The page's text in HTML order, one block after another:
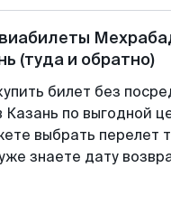
(туда и обратно)
билет без
Казань по выгодной
выбрать перелет
знаете дату